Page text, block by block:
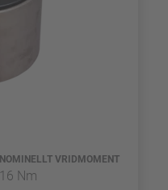
NOMINELLT VRIDMOMENT
16 Nm